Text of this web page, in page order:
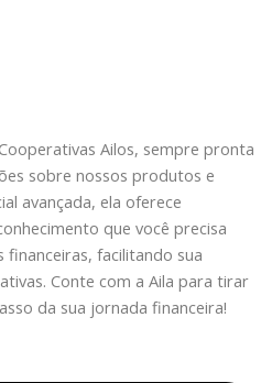
Ailos, sempre pronta
sobre nossos produtos e
avançada, ela oferece
que você precisa
financeiras, facilitando sua
Conte com a Aila para tirar
da sua jornada financeira!